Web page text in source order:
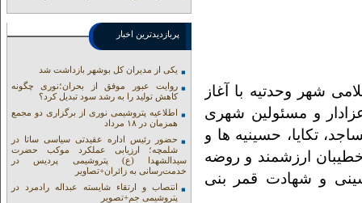
شهر وحدتیه با آغاز
و مسئولین شهری
تکایا، حسینیه ها و
ارزشمند و روضه
و شهادت قمر بنی
پربازدیدترین اخبار
یکی از مدیران کل بوشهر بازداشت شد
روایت عبور موفق از بحران؛نوری چگونه
کاهش تولید را به رشد سود تبدیل کرد؟
اطلاعیه پتروشیمی نوری از برگزاری دو مجمع
همزمان در ۱۸ مرداد
حضور رئیس اداره عقیدتی سیاسی ساتا در
شلمچه؛ ارزیابی عملکرد موکب حضرت
سیدالشهدا (ع) پتروشیمی پردیس در
خدمت‌رسانی به زائران+تصاویر
انتصاب و ارتقاء شایسته عبداله رادمرد در
پتروشیمی جم+تصویر